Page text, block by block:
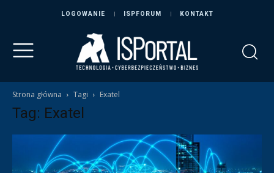
LOGOWANIE ISPFORUM KONTAKT
Strona główna Tagi Exatel
Tag: Exatel